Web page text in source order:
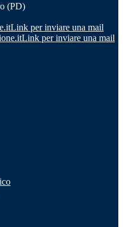
(PD)
Link per inviare una mail
Link per inviare una mail